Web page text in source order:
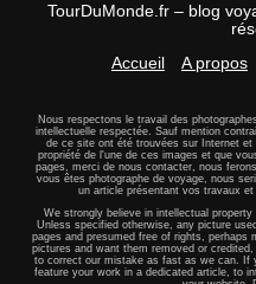
TourDuMonde.fr – blog
Accueil
A propos
Nous respectons le travail des
intellectuelle respectée. Sauf mention
de ce site ont été trouvées sur Internet
propriété de l'une de ces images et que
pages, merci de nous contacter, nous
vous êtes photographe de voyage, nous
un article présentant vos travaux et
We strongly believe in intellectual
Unless specified otherwise, any picture
pages and presumed free of rights,
pictures and want them removed or
to correct our mistake as fast as we can. If
feature your work in a dedicated article, to